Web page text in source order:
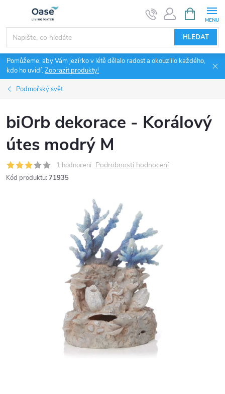
obsah
HLEDAT
NÁKUPNÍ
KOŠÍK
Pomůžeme, aby Vám jezírko v létě dělalo radost a okouzlilo každého,
kdo ho uvidí.Zobrazit produkty!
Podmořský svět
biOrb dekorace - Korálový
útes modrý M
1 hodnocení Podrobnosti hodnocení
Kód produktu: 71935